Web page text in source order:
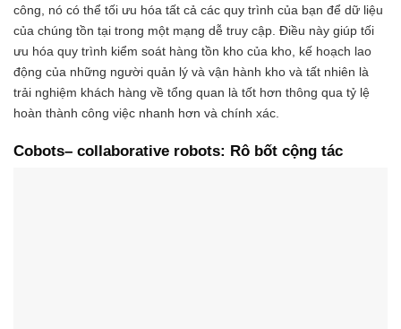
công, nó có thể tối ưu hóa tất cả các quy trình của bạn để dữ liệu
của chúng tồn tại trong một mạng dễ truy cập. Điều này giúp tối
ưu hóa quy trình kiểm soát hàng tồn kho của kho, kế hoạch lao
động của những người quản lý và vận hành kho và tất nhiên là
trải nghiệm khách hàng về tổng quan là tốt hơn thông qua tỷ lệ
hoàn thành công việc nhanh hơn và chính xác.
Cobots– collaborative robots: Rô bốt cộng tác